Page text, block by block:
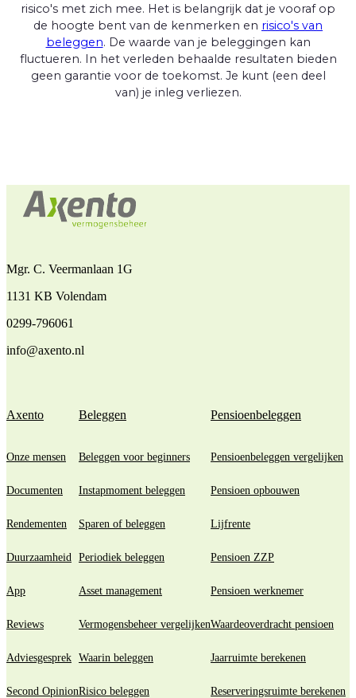
risico's met zich mee. Het is belangrijk dat je vooraf op
de hoogte bent van de kenmerken en risico's van
beleggen. De waarde van je beleggingen kan
fluctueren. In het verleden behaalde resultaten bieden
geen garantie voor de toekomst. Je kunt (een deel
van) je inleg verliezen.
Mgr. C. Veermanlaan 1G
1131 KB Volendam
0299-796061
info@axento.nl
Axento
Onze mensen
Documenten
Rendementen
Duurzaamheid
App
Reviews
Adviesgesprek
Second Opinion
Beleggen
Beleggen voor beginners
Instapmoment beleggen
Sparen of beleggen
Periodiek beleggen
Asset management
Vermogensbeheer vergelijken
Waarin beleggen
Risico beleggen
Pensioenbeleggen
Pensioenbeleggen vergelijken
Pensioen opbouwen
Lijfrente
Pensioen ZZP
Pensioen werknemer
Waardeoverdracht pensioen
Jaarruimte berekenen
Reserveringsruimte berekenen